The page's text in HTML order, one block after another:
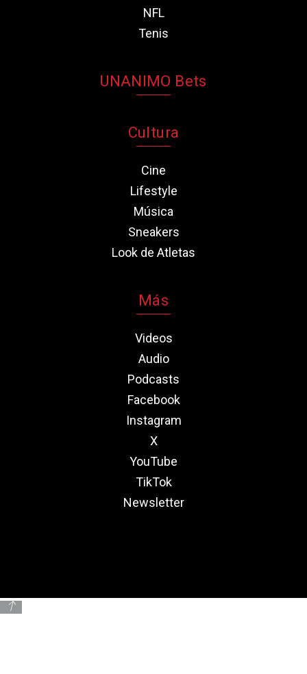
NFL
Tenis
UNANIMO Bets
Cultura
Cine
Lifestyle
Música
Sneakers
Look de Atletas
Más
Videos
Audio
Podcasts
Facebook
Instagram
X
YouTube
TikTok
Newsletter